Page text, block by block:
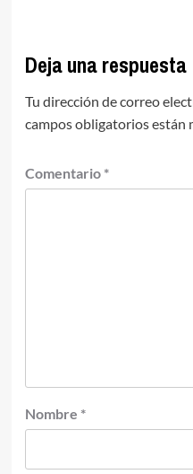
Deja una respuesta
Tu dirección de correo
campos obligatorios están
Comentario *
Nombre *